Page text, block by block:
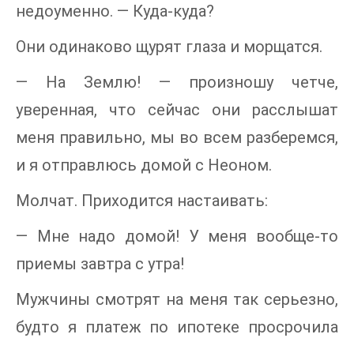
недоуменно. — Куда-куда?
Они одинаково щурят глаза и морщатся.
— На Землю! — произношу четче,
уверенная, что сейчас они расслышат
меня правильно, мы во всем разберемся,
и я отправлюсь домой с Неоном.
Молчат. Приходится настаивать:
— Мне надо домой! У меня вообще-то
приемы завтра с утра!
Мужчины смотрят на меня так серьезно,
будто я платеж по ипотеке просрочила